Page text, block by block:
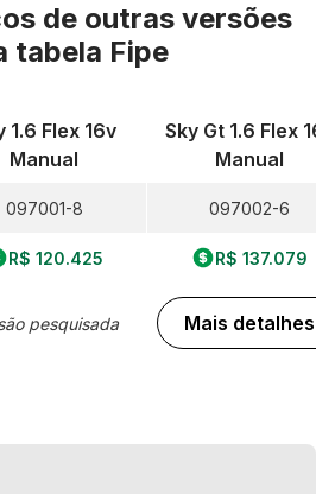
de outras versões
tabela Fipe
1.6 Flex 16v
Manual
097001-8
R$ 120.425
pesquisada
Sky Gt 1.6 Flex
Manual
097002-6
R$ 137.079
Mais detalhes